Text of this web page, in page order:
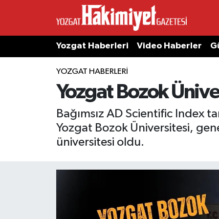
Yozgat Haberleri Video Haberler
YOZGAT HABERLERI
Yozgat Bozok
Bağımsız AD Scientific Index
Yozgat Bozok Üniversitesi,
üniversitesi oldu.